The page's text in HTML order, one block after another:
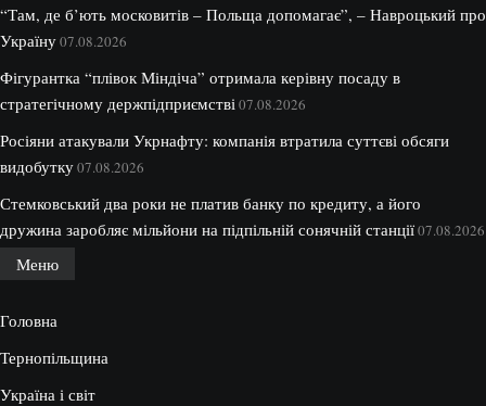
“Там, де б’ють московитів – Польща допомагає”, – Навроцький про
Україну07.08.2026
Фігурантка “плівок Міндіча” отримала керівну посаду в
стратегічному держпідприємстві 07.08.2026
Росіяни атакували Укрнафту: компанія втратила суттєві обсяги
видобутку07.08.2026
Стемковський два роки не платив банку по кредиту, а його
дружина заробляє мільйони на підпільній сонячній станції07.08.2026
Меню
Головна
Тернопільщина
Україна і світ